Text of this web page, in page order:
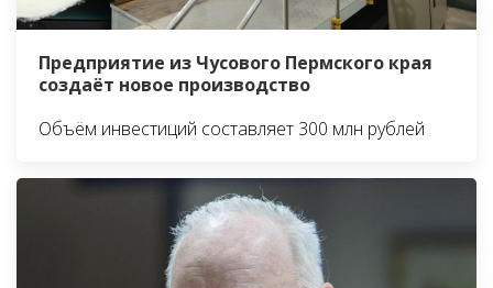
Предприятие из Чусового Пермского края
создаёт новое производство
Объём инвестиций составляет 300 млн рублей